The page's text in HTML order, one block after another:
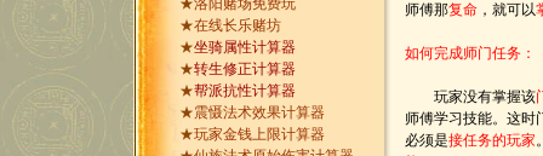
★洛阳赌场免费玩
★在线长乐赌坊
★坐骑属性计算器
★转生修正计算器
★帮派抗性计算器
★震慑法术效果计算器
★玩家金钱上限计算器
师傅那复命 ，就可以
如何完成师门任务：
玩家没有掌握该
师傅学习技能。这时
必须是接任务的玩家